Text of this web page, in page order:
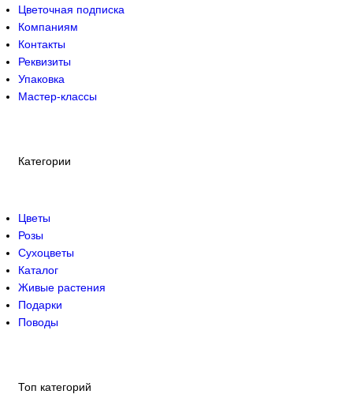
Цветочная подписка
Компаниям
Контакты
Реквизиты
Упаковка
Мастер-классы
Категории
Цветы
Розы
Сухоцветы
Каталог
Живые растения
Подарки
Поводы
Топ категорий